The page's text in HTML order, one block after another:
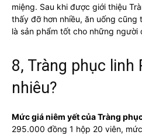
miệng. Sau khi được giới thiệu
thấy đỡ hơn nhiều, ăn uống cũng
là sản phẩm tốt cho những người
8, Tràng phục linh
nhiêu?
Mức giá niêm yết của Tràng
295.000 đồng 1 hộp 20 viên,